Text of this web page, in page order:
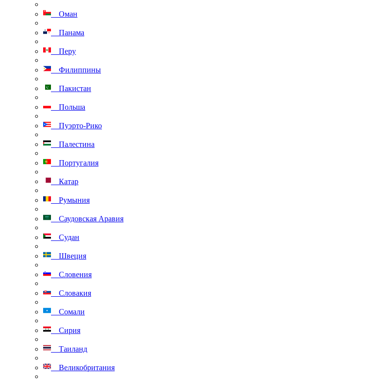
Оман
Панама
Перу
Филиппины
Пакистан
Польша
Пуэрто-Рико
Палестина
Португалия
Катар
Румыния
Саудовская Аравия
Судан
Швеция
Словения
Словакия
Сомали
Сирия
Таиланд
Великобритания